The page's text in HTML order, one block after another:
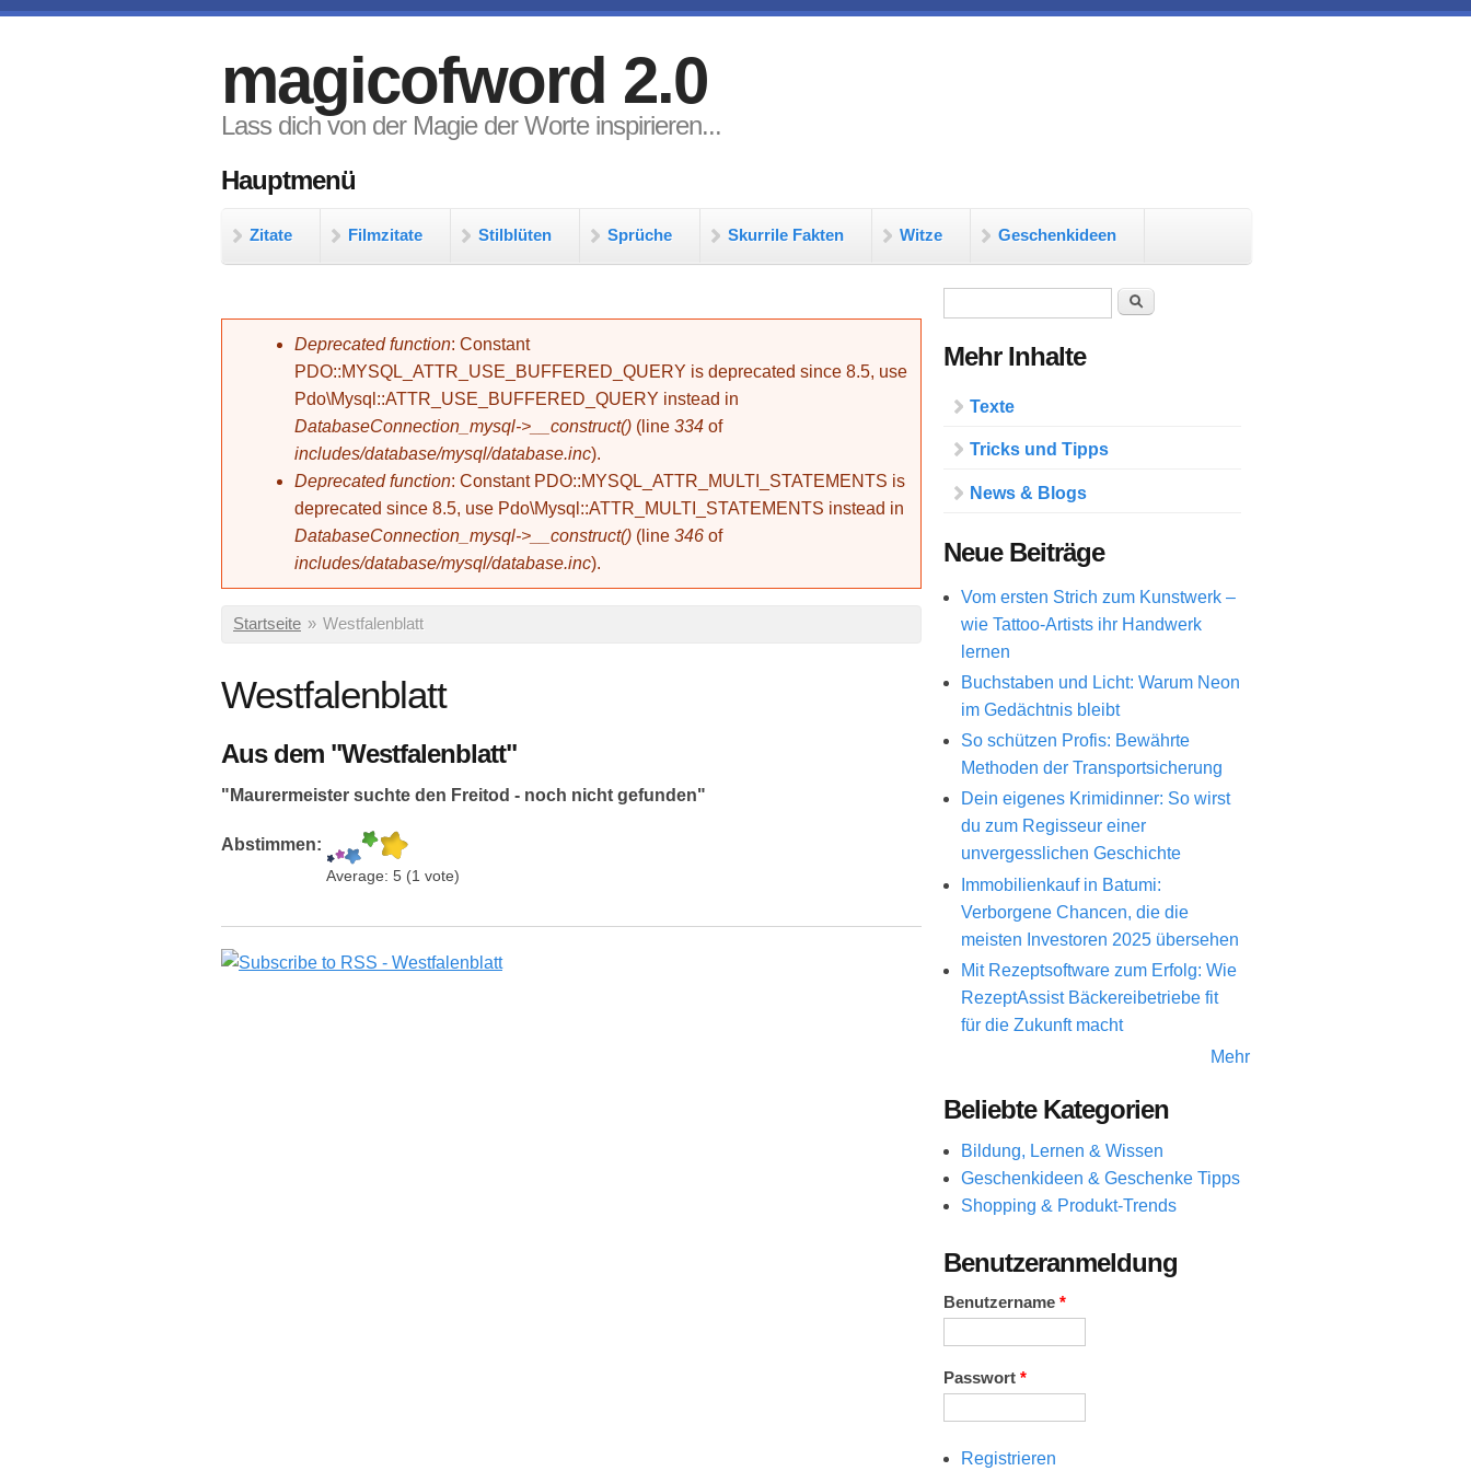
magicofword 2.0
Lass dich von der Magie der Worte inspirieren...
Hauptmenü
Zitate Filmzitate Stilblüten Sprüche Skurrile Fakten Witze Geschenkideen
Fehlermeldung
Deprecated function: Constant
PDO::MYSQL_ATTR_USE_BUFFERED_QUERY is deprecated since 8.5, use
Pdo\Mysql::ATTR_USE_BUFFERED_QUERY instead in
DatabaseConnection_mysql->__construct() (line 334 of
includes/database/mysql/database.inc).
Deprecated function: Constant PDO::MYSQL_ATTR_MULTI_STATEMENTS is
deprecated since 8.5, use Pdo\Mysql::ATTR_MULTI_STATEMENTS instead in
DatabaseConnection_mysql->__construct() (line 346 of
includes/database/mysql/database.inc).
Sie sind hier
Startseite » Westfalenblatt
Westfalenblatt
Aus dem "Westfalenblatt"
"Maurermeister suchte den Freitod - noch nicht gefunden"
Abstimmen:
Average: 5 (1 vote)
Suche
Mehr Inhalte
Texte
Tricks und Tipps
News & Blogs
Neue Beiträge
Vom ersten Strich zum Kunstwerk –
wie Tattoo-Artists ihr Handwerk
lernen
Buchstaben und Licht: Warum Neon
im Gedächtnis bleibt
So schützen Profis: Bewährte
Methoden der Transportsicherung
Dein eigenes Krimidinner: So wirst
du zum Regisseur einer
unvergesslichen Geschichte
Immobilienkauf in Batumi:
Verborgene Chancen, die die
meisten Investoren 2025 übersehen
Mit Rezeptsoftware zum Erfolg: Wie
RezeptAssist Bäckereibetriebe fit
für die Zukunft macht
Mehr
Beliebte Kategorien
Bildung, Lernen & Wissen
Geschenkideen & Geschenke Tipps
Shopping & Produkt-Trends
Benutzeranmeldung
Benutzername *
Passwort *
Registrieren